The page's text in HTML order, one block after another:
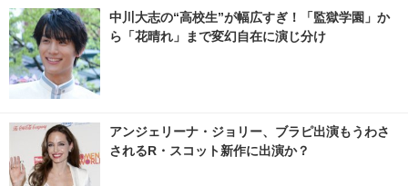
中川大志の“高校生”が幅広すぎ！「監獄学園」か
ら「花晴れ」まで変幻自在に演じ分け
アンジェリーナ・ジョリー、ブラピ出演もうわさ
されるR・スコット新作に出演か？